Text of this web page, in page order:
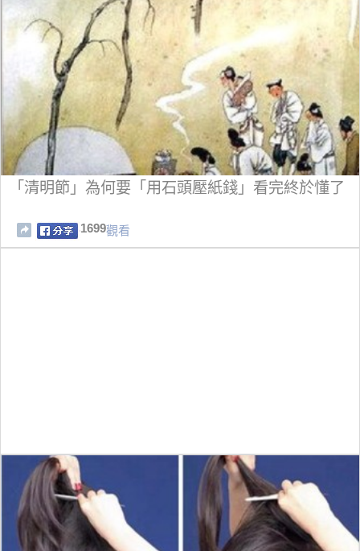
「清明節」為何要「用石頭壓紙錢」看完終於懂了
1699觀看